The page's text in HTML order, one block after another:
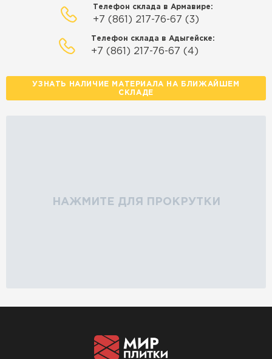
Телефон склада в Армавире:
+7 (861) 217-76-67 (3)
Телефон склада в Адыгейске:
+7 (861) 217-76-67 (4)
УЗНАТЬ НАЛИЧИЕ МАТЕРИАЛА НА БЛИЖАЙШЕМ
СКЛАДЕ
НАЖМИТЕ ДЛЯ ПРОКРУТКИ